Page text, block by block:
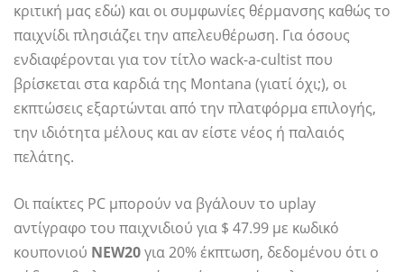
κριτική μας εδώ) και οι συμφωνίες θέρμανσης καθώς το
παιχνίδι πλησιάζει την απελευθέρωση. Για όσους
ενδιαφέρονται για τον τίτλο wack-a-cultist που
βρίσκεται στα καρδιά της Montana (γιατί όχι;), οι
εκπτώσεις εξαρτώνται από την πλατφόρμα επιλογής,
την ιδιότητα μέλους και αν είστε νέος ή παλαιός
πελάτης.
Οι παίκτες PC μπορούν να βγάλουν το uplay
αντίγραφο του παιχνιδιού για $ 47.99 με κωδικό
κουπονιού NEW20για 20% έκπτωση, δεδομένου ότι ο